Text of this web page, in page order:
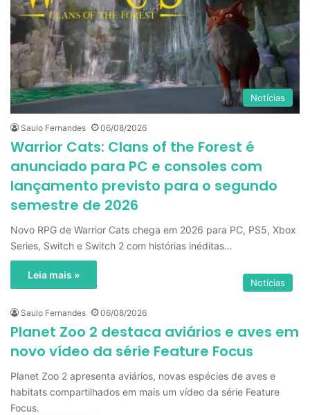
Notícias
Saulo Fernandes 06/08/2026
Warrior Cats: Clans of the Forest é
anunciado para PC e consoles com
lançamento previsto para o segundo
semestre de 2026
Novo RPG de Warrior Cats chega em 2026 para PC, PS5, Xbox
Series, Switch e Switch 2 com histórias inéditas…
Leia mais »
Notícias
Saulo Fernandes 06/08/2026
Planet Zoo 2 destaca aviários e aves em
novo vídeo da série Feature Focus
Planet Zoo 2 apresenta aviários, novas espécies de aves e
habitats compartilhados em mais um vídeo da série Feature
Focus.